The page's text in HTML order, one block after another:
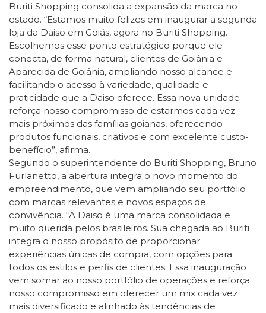
Buriti Shopping consolida a expansão da marca no
estado. “Estamos muito felizes em inaugurar a segunda
loja da Daiso em Goiás, agora no Buriti Shopping.
Escolhemos esse ponto estratégico porque ele
conecta, de forma natural, clientes de Goiânia e
Aparecida de Goiânia, ampliando nosso alcance e
facilitando o acesso à variedade, qualidade e
praticidade que a Daiso oferece. Essa nova unidade
reforça nosso compromisso de estarmos cada vez
mais próximos das famílias goianas, oferecendo
produtos funcionais, criativos e com excelente custo-
benefício”, afirma.
Segundo o superintendente do Buriti Shopping, Bruno
Furlanetto, a abertura integra o novo momento do
empreendimento, que vem ampliando seu portfólio
com marcas relevantes e novos espaços de
convivência. “A Daiso é uma marca consolidada e
muito querida pelos brasileiros. Sua chegada ao Buriti
integra o nosso propósito de proporcionar
experiências únicas de compra, com opções para
todos os estilos e perfis de clientes. Essa inauguração
vem somar ao nosso portfólio de operações e reforça
nosso compromisso em oferecer um mix cada vez
mais diversificado e alinhado às tendências de